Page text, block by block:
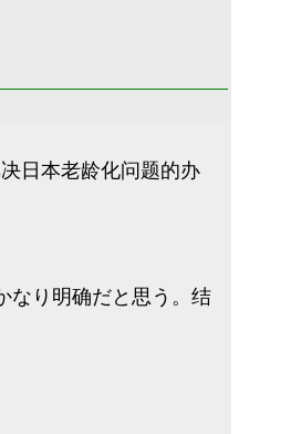
日本老龄化问题的办
なり明确だと思う。结